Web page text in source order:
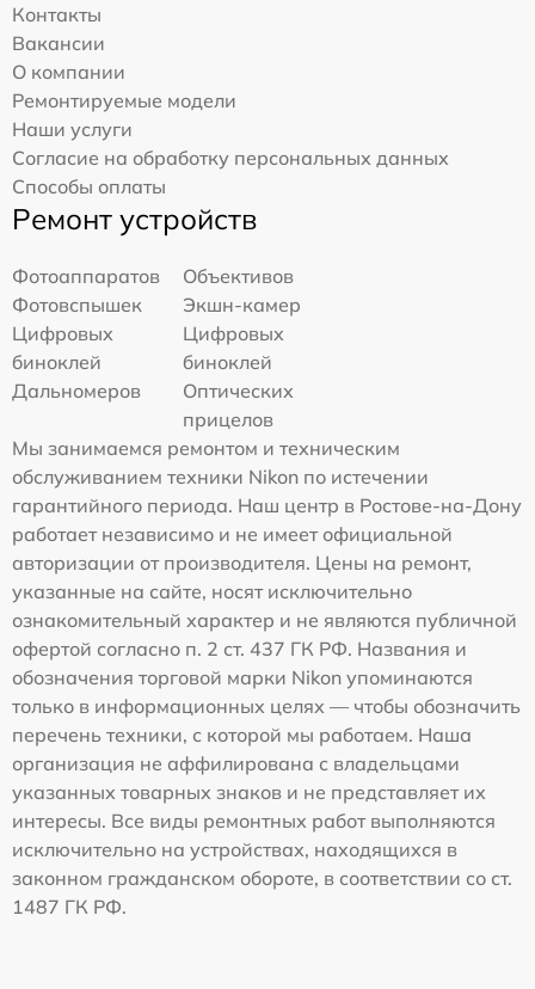
Контакты
Вакансии
О компании
Ремонтируемые модели
Наши услуги
Согласие на обработку персональных данных
Способы оплаты
Ремонт устройств
Фотоаппаратов
Объективов
Фотовспышек
Экшн-камер
Цифровых
биноклей
Цифровых
биноклей
Дальномеров
Оптических
прицелов
Мы занимаемся ремонтом и техническим
обслуживанием техники Nikon по истечении
гарантийного периода. Наш центр в Ростове-на-Дону
работает независимо и не имеет официальной
авторизации от производителя. Цены на ремонт,
указанные на сайте, носят исключительно
ознакомительный характер и не являются публичной
офертой согласно п. 2 ст. 437 ГК РФ. Названия и
обозначения торговой марки Nikon упоминаются
только в информационных целях — чтобы обозначить
перечень техники, с которой мы работаем. Наша
организация не аффилирована с владельцами
указанных товарных знаков и не представляет их
интересы. Все виды ремонтных работ выполняются
исключительно на устройствах, находящихся в
законном гражданском обороте, в соответствии со ст.
1487 ГК РФ.